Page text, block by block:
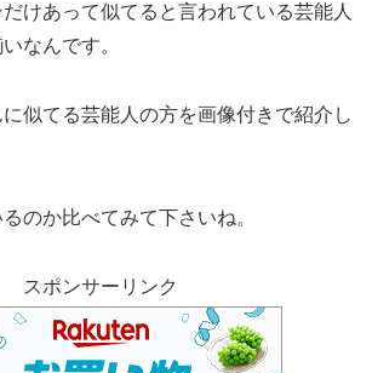
けあって似てると言われている芸能人
なんです。
似てる芸能人の方を画像付きで紹介し
のか比べてみて下さいね。
スポンサーリンク